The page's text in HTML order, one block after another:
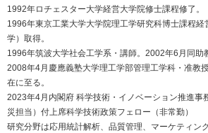
1992年ロチェスター大学経営大学院修士課程修了。
1996年東京工業大学大学院理工学研究科博士課程経
学）取得。
1996年筑波大学社会工学系・講師。2002年6月同助
2008年4月慶應義塾大学理工学部管理工学科・准教
在に至る。
2023年4月内閣府 科学技術・イノベーション推進事
災担当）付上席科学技術政策フェロー（非常勤）
研究分野は応用統計解析、品質管理、マーケティング